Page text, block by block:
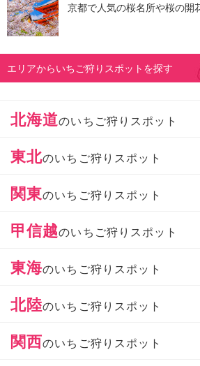
京都で人気の桜名所や桜の開
エリアからいちご狩りスポットを探す
北海道のいちご狩りスポット
東北のいちご狩りスポット
関東のいちご狩りスポット
甲信越のいちご狩りスポット
東海のいちご狩りスポット
北陸のいちご狩りスポット
関西のいちご狩りスポット